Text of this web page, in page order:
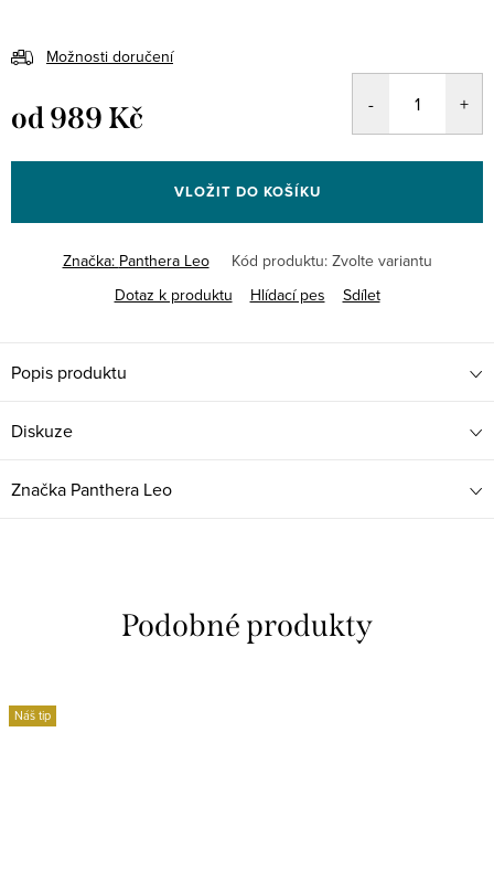
Možnosti doručení
od989 Kč
cena:
VLOŽIT DO KOŠÍKU
Značka: Panthera Leo Kód produktu: Zvolte variantu
Dotaz k produktu
Hlídací pes Sdílet
Popis produktu
Diskuze
Značka Panthera Leo
Náš tip